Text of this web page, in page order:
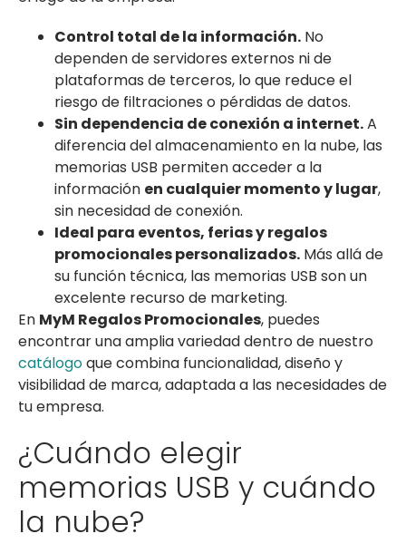
Control total de la información. No
dependen de servidores externos ni de
plataformas de terceros, lo que reduce el
riesgo de filtraciones o pérdidas de datos.
Sin dependencia de conexión a internet.A
diferencia del almacenamiento en la nube, las
memorias USB permiten acceder a la
información en cualquier momento y lugar,
sin necesidad de conexión.
Ideal para eventos, ferias y regalos
promocionales personalizados. Más allá de
su función técnica, las memorias USB son un
excelente recurso de marketing.
En MyM Regalos Promocionales, puedes
encontrar una amplia variedad dentro de nuestro
catálogoque combina funcionalidad, diseño y
visibilidad de marca, adaptada a las necesidades de
tu empresa.
¿Cuándo elegir
memorias USB y cuándo
la nube?